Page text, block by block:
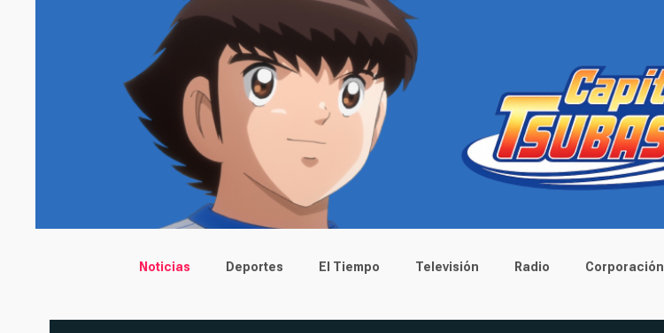
Main menu
Noticias Deportes El Tiempo Televisión Radio Corporación